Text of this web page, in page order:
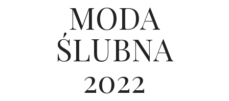
MODA
ŚLUBNA
2022